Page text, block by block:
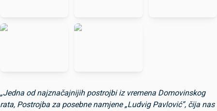
„Jedna od najznačajnijih postrojbi iz vremena Domovinskog
rata, Postrojba za posebne namjene „Ludvig Pavlović”, čija nas